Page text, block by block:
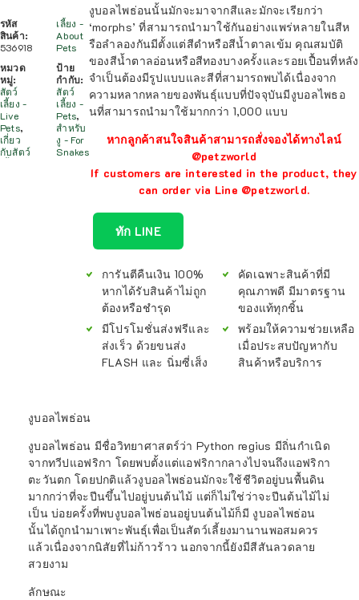
รหัส
สินค้า:
536918
หมวด
หมู่:
สัตว์
เลี้ยง -
Live
Pets,
เกี่ยว
กับสัตว์
เลี้ยง -
About
Pets
ป้าย
กำกับ:
สัตว์
เลี้ยง -
Pets,
สำหรับ
งู - For
Snakes
งูบอลไพธ่อนนั้นมักจะมาจากสีและมักจะเรียกว่า
‘morphs’ ที่สามารถนำมาใช้กันอย่างแพร่หลายในสีห
รือลำลองกันมีตั้งแต่สีดำหรือสีน้ำตาลเข้ม คุณสมบัติ
ของสีน้ำตาลอ่อนหรือสีทองบางครั้งและรอยเปื้อนที่หลัง
จำเป็นต้องมีรูปแบบและสีที่สามารถพบได้เนื่องจาก
ความหลากหลายของพันธุ์แบบที่ปัจจุบันมีงูบอลไพธอ
นที่สามารถนำมาใช้มากกว่า 1,000 แบบ
หากลูกค้าสนใจสินค้าสามารถสั่งจองได้ทางไลน์
@petzworld
If customers are interested in the product, they
can order via Line @petzworld.
ทัก LINE
การันตีคืนเงิน 100%
หากได้รับสินค้าไม่ถูก
ต้องหรือชำรุด
มีโปรโมชั่นส่งฟรีและ
ส่งเร็ว ด้วยขนส่ง
FLASH และ นิ่มซี่เส็ง
คัดเฉพาะสินค้าที่มี
คุณภาพดี มีมาตรฐาน
ของแท้ทุกชิ้น
พร้อมให้ความช่วยเหลือ
เมื่อประสบปัญหากับ
สินค้าหรือบริการ
งูบอลไพธ่อน
งูบอลไพธ่อน มีชื่อวิทยาศาสตร์ว่า Python regius มีถิ่นกำเนิด
จากทวีปแอฟริกา โดยพบตั้งแต่แอฟริกากลางไปจนถึงแอฟริกา
ตะวันตก โดยปกติแล้วงูบอลไพธ่อนมักจะใช้ชีวิตอยู่บนพื้นดิน
มากกว่าที่จะปีนขึ้นไปอยู่บนต้นไม้ แต่ก็ไม่ใช่ว่าจะปีนต้นไม้ไม่
เป็น บ่อยครั้งที่พบงูบอลไพธ่อนอยู่บนต้นไม้ก็มี งูบอลไพธ่อน
นั้นได้ถูกนำมาเพาะพันธุ์เพื่อเป็นสัตว์เลี้ยงมานานพอสมควร
แล้วเนื่องจากนิสัยที่ไม่ก้าวร้าว นอกจากนี้ยังมีสีสันลวดลาย
สวยงาม
ลักษณะ